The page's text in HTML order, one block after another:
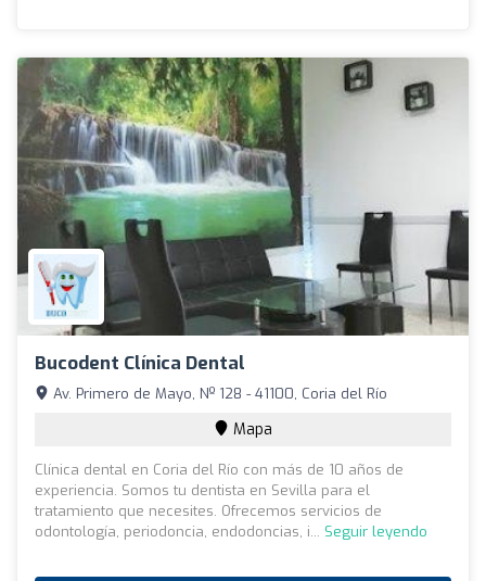
Bucodent Clínica Dental
Av. Primero de Mayo, Nº 128 - 41100, Coria del Río
Mapa
Clínica dental en Coria del Río con más de 10 años de
experiencia. Somos tu dentista en Sevilla para el
tratamiento que necesites. Ofrecemos servicios de
odontología, periodoncia, endodoncias, i... Seguir leyendo